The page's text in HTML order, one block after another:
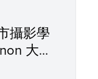
大尺